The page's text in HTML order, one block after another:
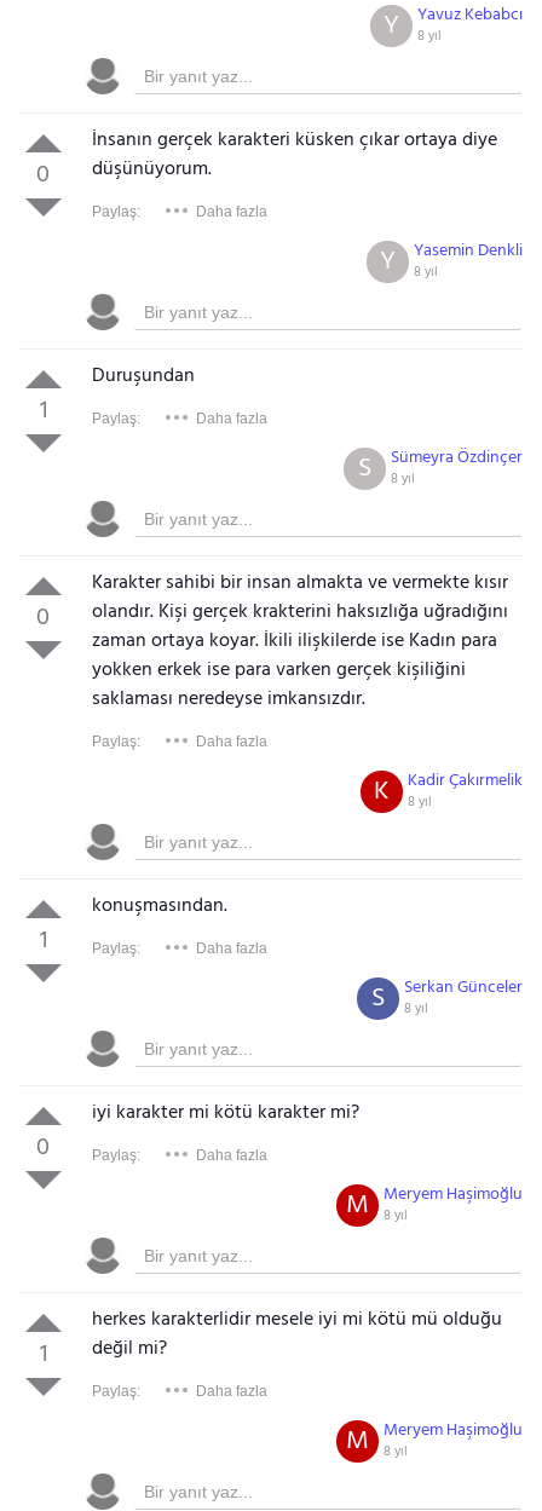
Yavuz Kebabcı
8 yıl
Y
0
İnsanın gerçek karakteri küsken çıkar ortaya diye
düşünüyorum.
Paylaş: Daha fazla
Yasemin Denkli
8 yıl
Y
1
Duruşundan
Paylaş: Daha fazla
Sümeyra Özdinçer
8 yıl
S
0
Karakter sahibi bir insan almakta ve vermekte kısır
olandır. Kişi gerçek krakterini haksızlığa uğradığını
zaman ortaya koyar. İkili ilişkilerde ise Kadın para
yokken erkek ise para varken gerçek kişiliğini
saklaması neredeyse imkansızdır.
Paylaş: Daha fazla
Kadir Çakırmelik
8 yıl
K
1
konuşmasından.
Paylaş: Daha fazla
Serkan Günceler
8 yıl
S
0
iyi karakter mi kötü karakter mi?
Paylaş: Daha fazla
Meryem Haşimoğlu
8 yıl
M
1
herkes karakterlidir mesele iyi mi kötü mü olduğu
değil mi?
Paylaş: Daha fazla
Meryem Haşimoğlu
8 yıl
M